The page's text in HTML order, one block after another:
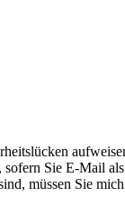
Sie E-Mail
müssen Sie